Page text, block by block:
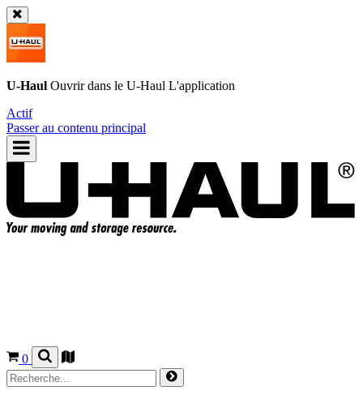
U-Haul Ouvrir dans le U-Haul L'application
Actif
Passer au contenu principal
0